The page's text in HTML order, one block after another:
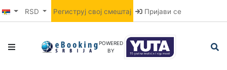
RSD Региструј свој смештај Пријави се
POWERED
BY